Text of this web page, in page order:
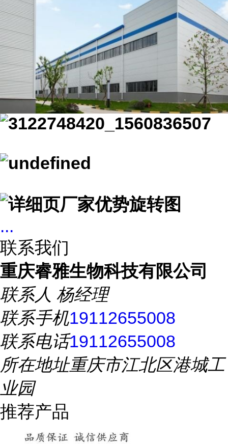
...
联系我们
重庆睿雅生物科技有限公司
联系人 杨经理
联系手机19112655008
联系电话19112655008
所在地址重庆市江北区港城工
业园
推荐产品